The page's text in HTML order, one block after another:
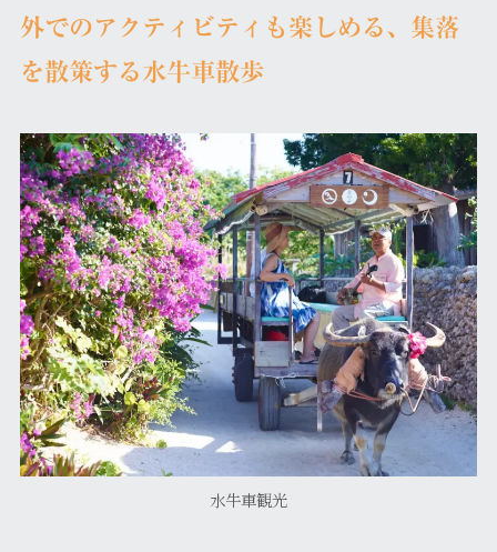
外でのアクティビティも楽しめる、集落
を散策する水牛車散歩
水牛車観光